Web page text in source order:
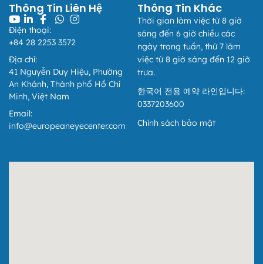
Thông Tin Liên Hệ
Điện thoại:
+84 28 2253 3572
Địa chỉ:
41 Nguyễn Duy Hiệu, Phường
An Khánh, Thành phố Hồ Chí
Minh, Việt Nam
Email:
info@europeaneyecenter.com
Thông Tin Khác
Thời gian làm việc từ 8 giờ
sáng đến 6 giờ chiều các
ngày trong tuần, thứ 7 làm
việc từ 8 giờ sáng đến 12 giờ
trưa.
한국어 전용 예약 라인입니다:
0337203600
Chính sách bảo mật
Áp dụng từ ngày 01/07/2026
Kính gửi Quý Khách hàng,
Căn cứ điểm b khoản 4 Phụ lục ban hành kèm theo Nghị
định 254/2026/NĐ-CP, từ ngày 01/07/2026, quy định về
thông tin người mua trên hóa đơn điện tử đối với khách
hàng cá nhân (người tiêu dùng) và khách hàng có mã số
đơn vị có quan hệ với ngân sách được áp dụng như sau:
I. Khách hàng là cá nhân không kinh doanh:
1. Khi có nhu cầu xuất hóa đơn, Quý khách vui lòng cung
cấp:
danh cá nhân.